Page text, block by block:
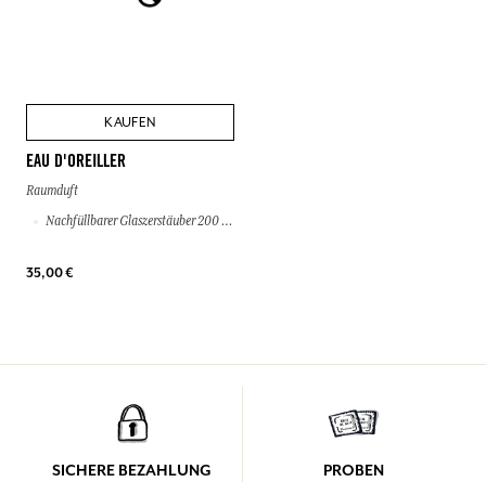
KAUFEN
EAU D'OREILLER
Raumduft
Nachfüllbarer Glaszerstäuber 200 ml
35,00 €
SICHERE BEZAHLUNG PROBEN